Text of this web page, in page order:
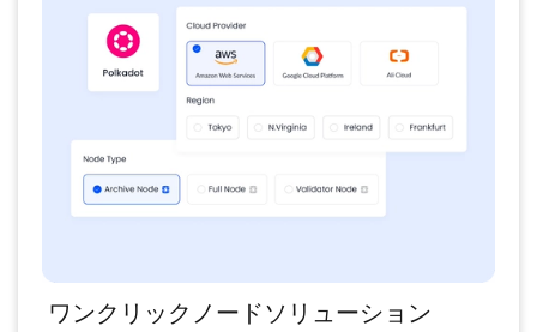
ワンクリックノードソリューション